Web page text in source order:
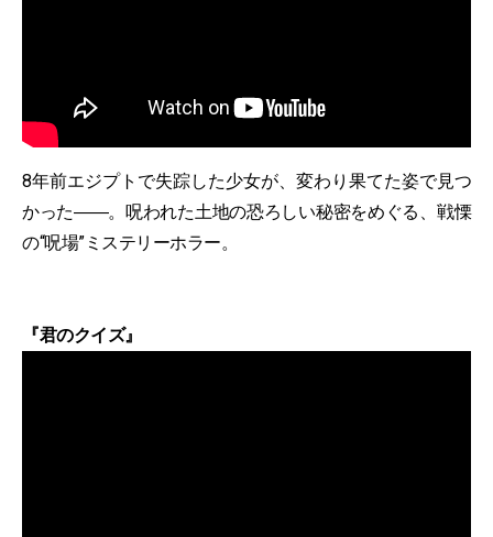
8年前エジプトで失踪した少女が、変わり果てた姿で見つ
かった――。呪われた土地の恐ろしい秘密をめぐる、戦慄
の“呪場”ミステリーホラー。
『君のクイズ』